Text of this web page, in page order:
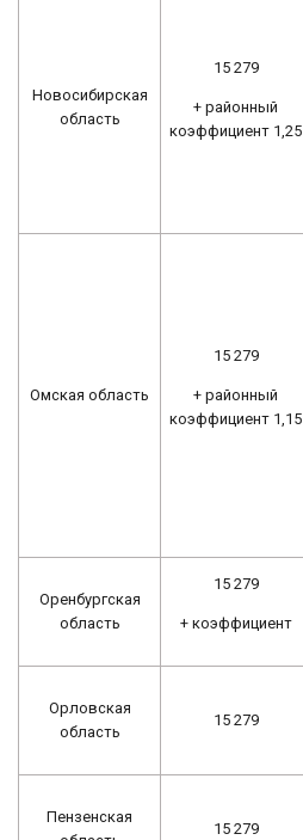
Новосибирская
область
15 279
+ районный
коэффициент 1,25
Омская область
15 279
+ районный
коэффициент 1,15
Оренбургская
область
15 279
+ коэффициент
Орловская
область
15 279
Пензенская
15 279